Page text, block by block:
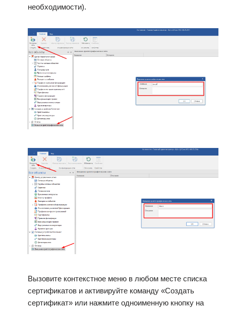
необходимости).
Вызовите контекстное меню в любом месте списка
сертификатов и активируйте команду «Создать
сертификат» или нажмите одноименную кнопку на